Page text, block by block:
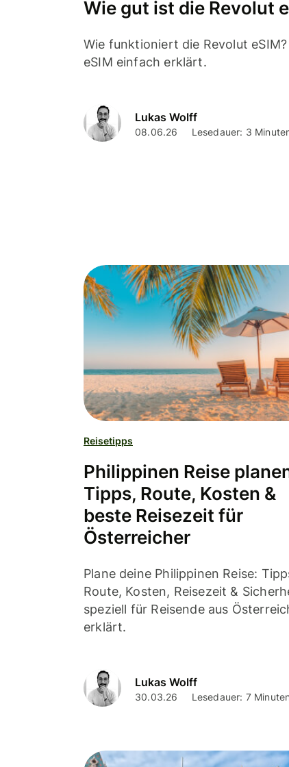
Wie gut ist die Revolut
Wie funktioniert die Revolut
eSIM einfach erklärt.
Lukas Wolff
08.06.26 Lesedauer: 3
Reisetipps
Philippinen Reise
Tipps, Route, Kosten &
beste Reisezeit für
Österreicher
Plane deine Philippinen Reise:
Route, Kosten, Reisezeit &
speziell für Reisende aus
erklärt.
Lukas Wolff
30.03.26 Lesedauer: 7